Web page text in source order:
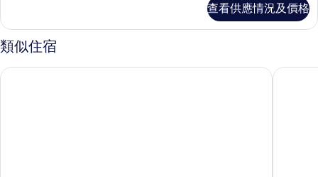
Access)
的
相
片
詳
情
單
人
床,
吸
2
張
單
床,
查看供應情況及價格
類似住宿
首個公寓開羅四季酒店 大金字